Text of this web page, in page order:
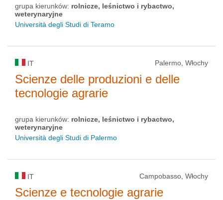
grupa kierunków: rolnicze, leśnictwo i rybactwo,
weterynaryjne
Università degli Studi di Teramo
IT Palermo, Włochy
Scienze delle produzioni e delle
tecnologie agrarie
grupa kierunków: rolnicze, leśnictwo i rybactwo,
weterynaryjne
Università degli Studi di Palermo
IT Campobasso, Włochy
Scienze e tecnologie agrarie